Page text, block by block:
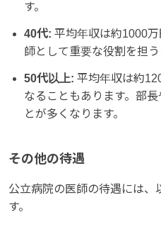
す。
40代: 平均年収は約1000
師として重要な役割を担う
50代以上: 平均年収は約
なることもあります。部
とが多くなります。
その他の待遇
公立病院の医師の待遇には、
す。